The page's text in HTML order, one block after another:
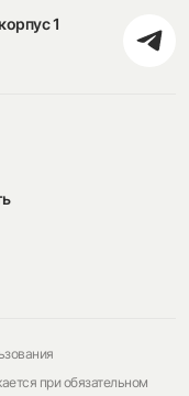
1
при обязательном